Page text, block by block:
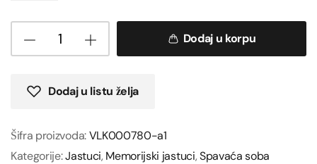
Dodaj u korpu
Dodaj u listu želja
Šifra proizvoda:VLK000780-a1
Kategorije:Jastuci,Memorijski jastuci,Spavaća soba